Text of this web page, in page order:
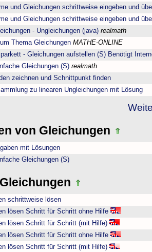
und Gleichungen schrittweise eingeben und
und Gleichungen schrittweise eingeben und
- Ungleichungen (java) realmath
Thema Gleichungen MATHE-ONLINE
- Gleichungen aufstellen (S) Benötigt
Gleichungen (S) realmath
zeichnen und Schnittpunkt finden
zu linearen Ungleichungen mit Lösung
von Gleichungen
mit Lösungen
Gleichungen (S)
schrittweise lösen
lösen Schritt für Schritt ohne Hilfe
lösen Schritt für Schritt (mit Hilfe)
lösen Schritt für Schritt ohne Hilfe
lösen Schritt für Schritt (mit Hilfe)